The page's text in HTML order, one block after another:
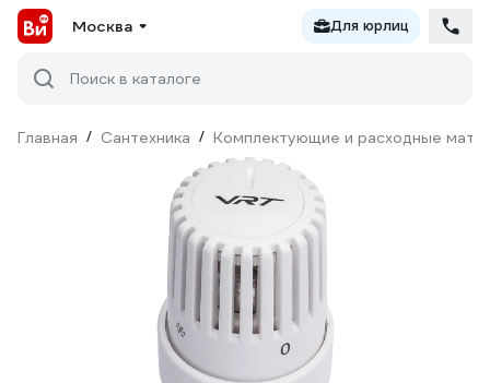
Москва Для юрлиц
Поиск в каталоге
Главная / Сантехника / Комплектующие и расходные